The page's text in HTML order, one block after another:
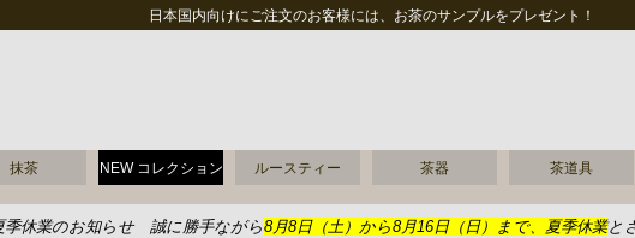
日本国内向けにご注文のお客様には、お茶のサンプルをプレゼント！
抹茶 NEW コレクション ルースティー 茶器 茶道具
季休業のお知らせ 誠に勝手ながら8月8日（土）から8月16日（日）まで、夏季休業と